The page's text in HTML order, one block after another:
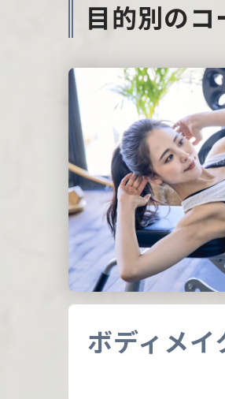
目的別のコ
ボディメイ